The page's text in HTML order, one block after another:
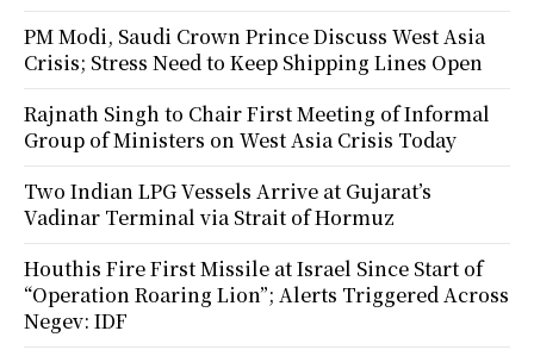
PM Modi, Saudi Crown Prince Discuss West Asia
Crisis; Stress Need to Keep Shipping Lines Open
Rajnath Singh to Chair First Meeting of Informal
Group of Ministers on West Asia Crisis Today
Two Indian LPG Vessels Arrive at Gujarat’s
Vadinar Terminal via Strait of Hormuz
Houthis Fire First Missile at Israel Since Start of
“Operation Roaring Lion”; Alerts Triggered Across
Negev: IDF